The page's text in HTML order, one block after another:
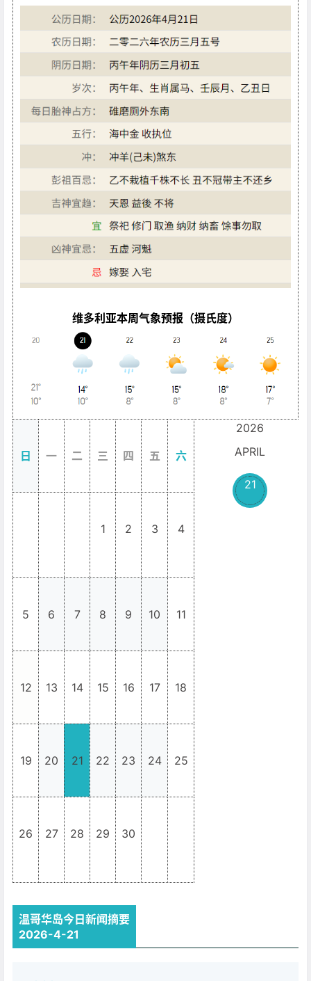
维多利亚本周气象预报（摄氏度）
日 一 二 三 四 五 六
1 2 3 4
5 6 7 8 9 10 11
12 13 14 15 16 17 18
19 20 21 22 23 24 25
26 27 28 29 30
2026
APRIL
21
温哥华岛今日新闻摘要
2026-4-21